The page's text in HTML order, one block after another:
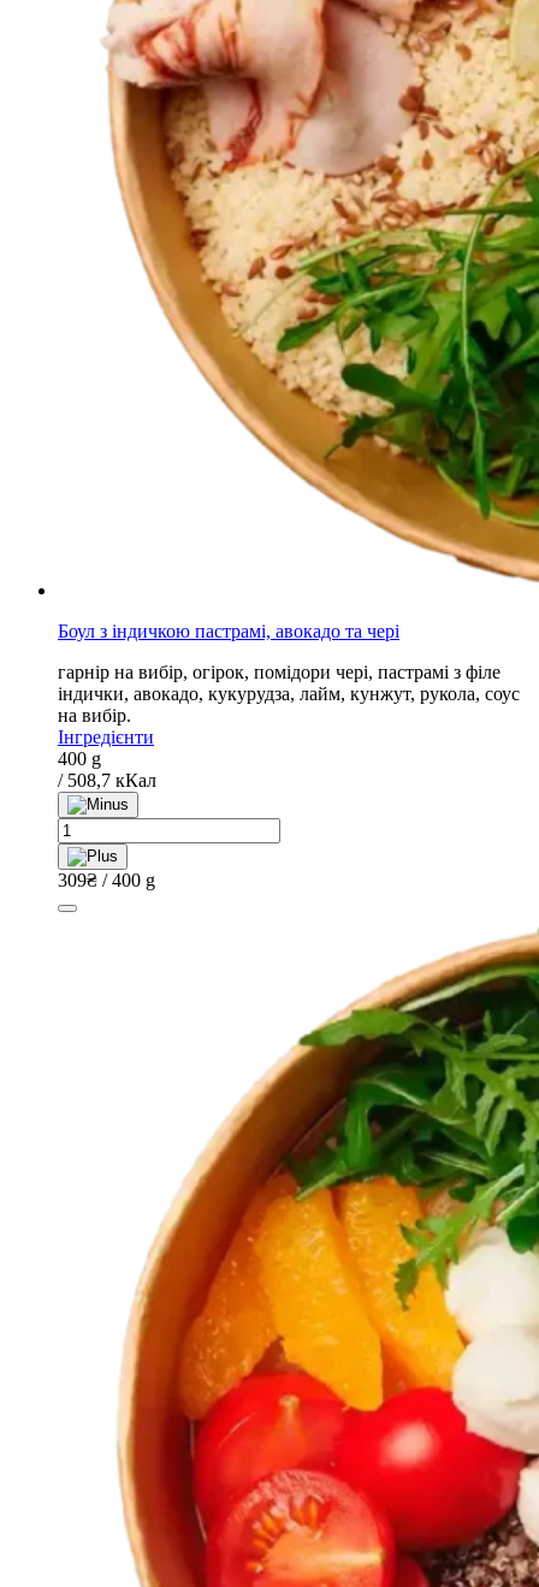
Боул з індичкою пастрамі, авокадо та чері
гарнір на вибір, огірок, помідори чері, пастрамі з філе
індички, авокадо, кукурудза, лайм, кунжут, рукола, соус
на вибір.
Інгредієнти
400 g
/ 508,7 кКал
Боул
з
індичкою
пастрамі,
авокадо
309₴ / 400 g